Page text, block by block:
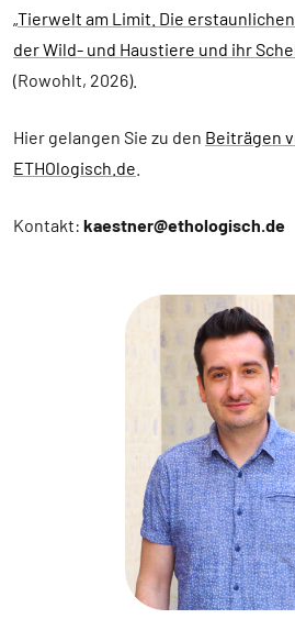
„Tierwelt am Limit. Die
der Wild- und Haustiere und ihr
(Rowohlt, 2026).
Hier gelangen Sie zu den Beiträgen
ETHOlogisch.de
Kontakt: kaestner@ethologisch.de